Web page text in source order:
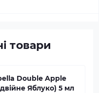
товари
Double Apple
Яблуко) 5 мл